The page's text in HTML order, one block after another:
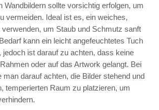
Wandbildern sollte vorsichtig erfolgen, um
vermeiden. Ideal ist es, ein weiches,
um Staub und Schmutz sanft
kann ein leicht angefeuchtetes Tuch
jedoch ist darauf zu achten, dass keine
oder auf das Artwork gelangt. Bei
man darauf achten, die Bilder stehend und
temperierten Raum zu platzieren, um